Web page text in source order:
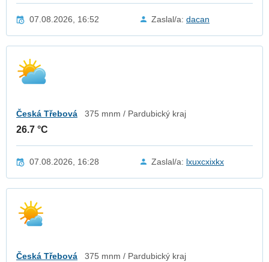
07.08.2026, 16:52 Zaslal/a: dacan
Česká Třebová 375 mnm / Pardubický kraj
26.7 °C
07.08.2026, 16:28 Zaslal/a: lxuxcxixkx
Česká Třebová 375 mnm / Pardubický kraj